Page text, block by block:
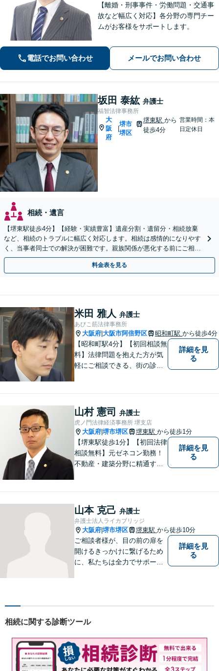
【離婚・刑事事件・労働問題・交通事
故など幅広く対応】各分野の専門チー
ムがお客様をサポートします。
電話でお問い合わせ メールでお問い合わせ
坂田 泰紘 弁護士
福智法律事務所
大
阪
府
堺市
堺区
堺東駅 から
徒歩4分
営業時間：本
日定休日
相続・遺言
【堺東駅徒歩4分】【経験・実績豊富】遺産分割・遺留分・相続放棄
など、相続のトラブルに幅広く対応します。相続は感情的になりやす
く、当事者同士での解決が困難です。親族関係が悪化する前にご相談
ください。【夜間・休日対応可能】【完全個室完備】
料金表を見る
米田 雅人 弁護士
あびこ筋法律事務所
大阪府 大阪市阿倍野区 昭和町駅 から徒歩4分
【昭和町駅4分】【初回相談無
料】法律問題を抱えた方が気
軽にご相談できる、街の診療
い分野に対応しております。
お気軽にご相談ください。
【夜間・休日対応可】
詳細を見
る
山村 憲司 弁護士
虎ノ門法律経済事務所 堺支店
大阪府 堺市堺区 堺東駅 から徒歩1分
【堺東駅徒歩1分】【初回法律
相談無料】元ゼネコン勤務！
不動産・建築分野に精通する
す！全国の支店ネットワーク
を活かし、迅速な解決を目指
します。【夜間土日祝可】
詳細を見
る
山本 克己 弁護士
弁護士法人ライカブリッジ
大阪府 堺市堺区 堺東駅 から徒歩10分
ご相談者様が、目の前の扉を
開けるきっかけに繋げるため
に、私たちは全力でサポート
詳細を見
る
相続に関する診断ツール